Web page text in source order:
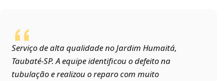
Serviço de alta qualidade no Jardim Humaitá,
Taubaté‑SP. A equipe identificou o defeito na
tubulação e realizou o reparo com muito